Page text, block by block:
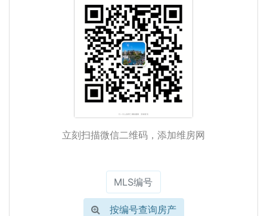
立刻扫描微信二维码，添加维房网
按编号查询房产